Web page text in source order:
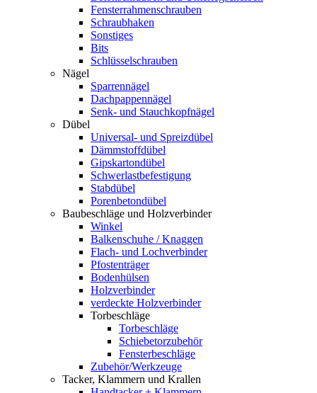
Fensterrahmenschrauben
Schraubhaken
Sonstiges
Bits
Schlüsselschrauben
Nägel
Sparrennägel
Dachpappennägel
Senk- und Stauchkopfnägel
Dübel
Universal- und Spreizdübel
Dämmstoffdübel
Gipskartondübel
Schwerlastbefestigung
Stabdübel
Porenbetondübel
Baubeschläge und Holzverbinder
Winkel
Balkenschuhe / Knaggen
Flach- und Lochverbinder
Pfostenträger
Bodenhülsen
Holzverbinder
verdeckte Holzverbinder
Torbeschläge
Torbeschläge
Schiebetorzubehör
Fensterbeschläge
Zubehör/Werkzeuge
Tacker, Klammern und Krallen